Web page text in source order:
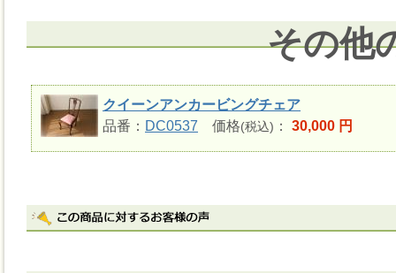
その他
クイーンアンカービングチェア
品番： DC0537 価格(税込) ： 30,000 円